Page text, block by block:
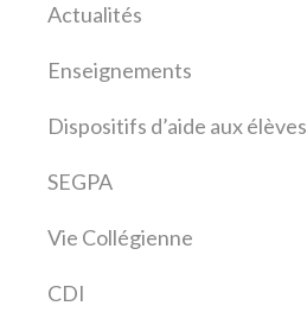
Actualités
Enseignements
Allemand
Anglais
Arts plastiques
Education musicale
Espagnol
Dispositifs d’aide aux élèves
SEGPA
Vie Collégienne
CDI